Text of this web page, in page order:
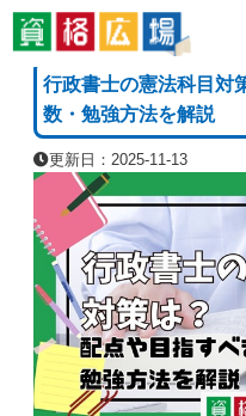
資格広場≫ 司法・法律系≫ 行政書
[PR]
行政書士の憲法科目対
数・勉強方法を解説
更新日：2025-11-13